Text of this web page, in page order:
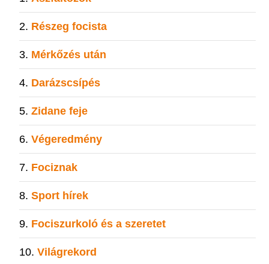
Részeg focista
Mérkőzés után
Darázscsípés
Zidane feje
Végeredmény
Fociznak
Sport hírek
Fociszurkoló és a szeretet
Világrekord